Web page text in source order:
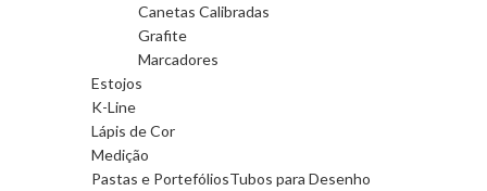
Canetas Calibradas
Grafite
Marcadores
Estojos
K-Line
Lápis de Cor
Medição
Pastas e PortefóliosTubos para Desenho